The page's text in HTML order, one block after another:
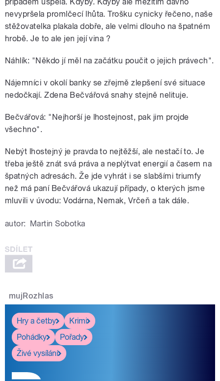
nevypršela promlčecí lhůta. Trošku cynicky řečeno, naše
stěžovatelka plakala dobře, ale velmi dlouho na špatném
hrobě. Je to ale jen její vina ?
Náhlík: "Někdo jí měl na začátku poučit o jejich právech".
Nájemníci v okolí banky se zřejmě zlepšení své situace
nedočkají. Zdena Bečvářová snahy stejně nelituje.
Bečvářová: "Nejhorší je lhostejnost, pak jim projde
všechno".
Nebýt lhostejný je pravda to nejtěžší, ale nestačí to. Je
třeba ještě znát svá práva a neplýtvat energií a časem na
špatných adresách. Že jde vyhrát i se slabšími triumfy
než má paní Bečvářová ukazují případy, o kterých jsme
mluvili v úvodu: Vodárna, Nemak, Vrčeň a tak dále.
autor: Martin Sobotka
mujRozhlas
Hry a četby
Krimi
Pohádky
Pořady
Živé vysílání